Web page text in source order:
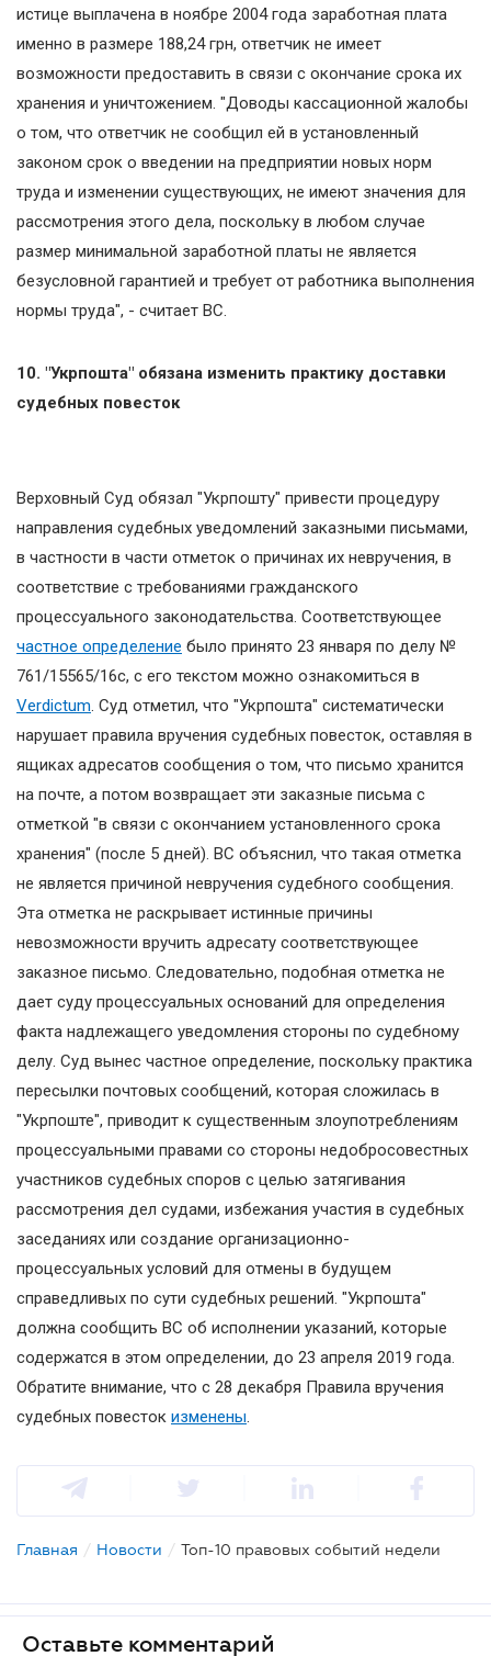
истице выплачена в ноябре 2004 года заработная плата
именно в размере 188,24 грн, ответчик не имеет
возможности предоставить в связи с окончание срока их
хранения и уничтожением. "Доводы кассационной жалобы
о том, что ответчик не сообщил ей в установленный
законом срок о введении на предприятии новых норм
труда и изменении существующих, не имеют значения для
рассмотрения этого дела, поскольку в любом случае
размер минимальной заработной платы не является
безусловной гарантией и требует от работника выполнения
нормы труда", - считает ВС.
10. "Укрпошта" обязана изменить практику доставки
судебных повесток
Верховный Суд обязал "Укрпошту" привести процедуру
направления судебных уведомлений заказными письмами,
в частности в части отметок о причинах их невручения, в
соответствие с требованиями гражданского
процессуального законодательства. Соответствующее
частное определение было принято 23 января по делу №
761/15565/16с, с его текстом можно ознакомиться в
Verdictum. Суд отметил, что "Укрпошта" систематически
нарушает правила вручения судебных повесток, оставляя в
ящиках адресатов сообщения о том, что письмо хранится
на почте, а потом возвращает эти заказные письма с
отметкой "в связи с окончанием установленного срока
хранения" (после 5 дней). ВС объяснил, что такая отметка
не является причиной невручения судебного сообщения.
Эта отметка не раскрывает истинные причины
невозможности вручить адресату соответствующее
заказное письмо. Следовательно, подобная отметка не
дает суду процессуальных оснований для определения
факта надлежащего уведомления стороны по судебному
делу. Суд вынес частное определение, поскольку практика
пересылки почтовых сообщений, которая сложилась в
"Укрпоште", приводит к существенным злоупотреблениям
процессуальными правами со стороны недобросовестных
участников судебных споров с целью затягивания
рассмотрения дел судами, избежания участия в судебных
заседаниях или создание организационно-
процессуальных условий для отмены в будущем
справедливых по сути судебных решений. "Укрпошта"
должна сообщить ВС об исполнении указаний, которые
содержатся в этом определении, до 23 апреля 2019 года.
Обратите внимание, что с 28 декабря Правила вручения
судебных повесток изменены.
Главная / Новости / Топ-10 правовых событий недели
Оставьте комментарий